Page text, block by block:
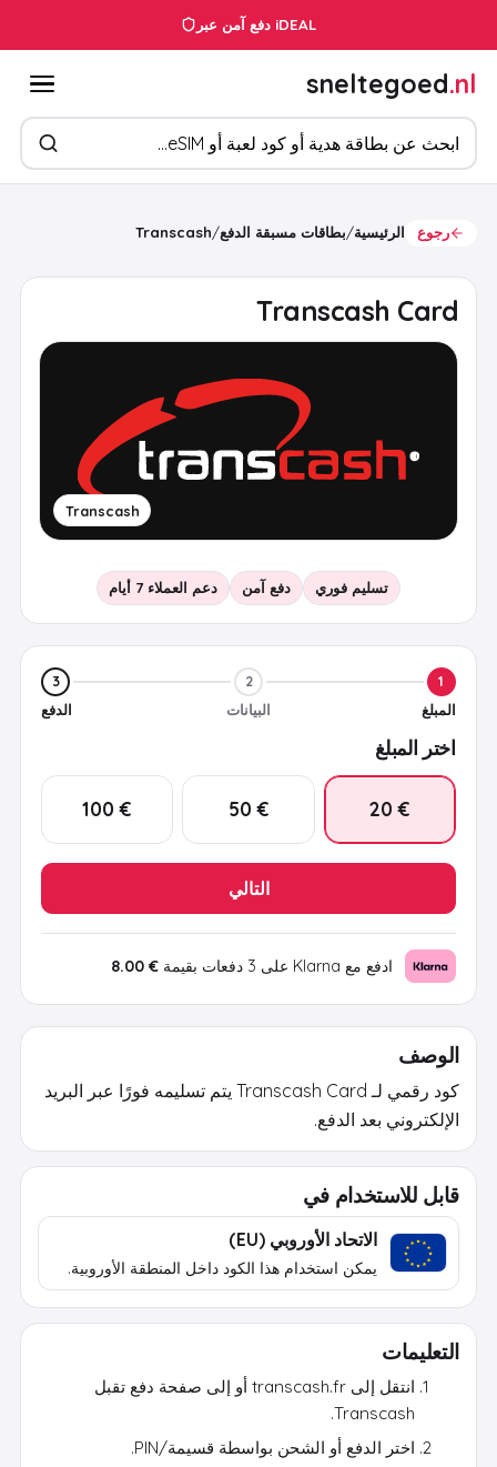
دفع آمن عبر iDEAL
sneltegoed.nl
ابحث عن المنتجات
رجوع الرئيسية/بطاقات مسبقة الدفع/
Transcash
Transcash Card
Transcash
تسليم فوري دفع آمن دعم العملاء 7 أيام
1
المبلغ
2
البيانات
3
الدفع
اختر المبلغ
€ 20
€ 50
€ 100
التالي
ادفع مع Klarna على 3 دفعات بقيمة € 8.00
الوصف
كود رقمي لـ Transcash Card يتم تسليمه فورًا عبر البريد
الإلكتروني بعد الدفع.
قابل للاستخدام في
الاتحاد الأوروبي (EU)
يمكن استخدام هذا الكود داخل المنطقة الأوروبية.
التعليمات
انتقل إلى transcash.fr أو إلى صفحة دفع تقبل
Transcash.
اختر الدفع أو الشحن بواسطة قسيمة/PIN.